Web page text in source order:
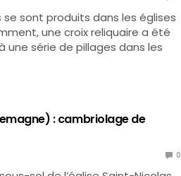
se sont produits dans les églises
une croix reliquaire a été
une série de pillages dans les
: cambriolage de
0